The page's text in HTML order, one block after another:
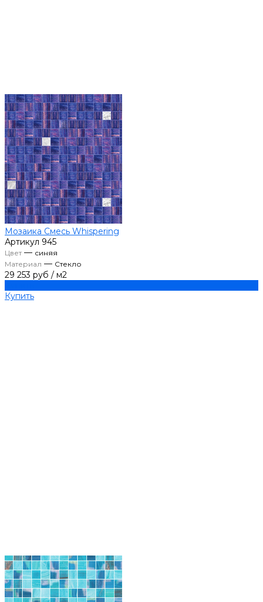
Мозаика Смесь Whispering
Артикул 945
Цвет— синяя
Материал — Стекло
29 253 руб / м2
Купить